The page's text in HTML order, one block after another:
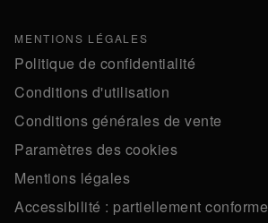
MENTIONS LÉGALES
Politique de confidentialité
Conditions d'utilisation
Conditions générales de vente
Paramètres des cookies
Mentions légales
Accessibilité : partiellement conforme